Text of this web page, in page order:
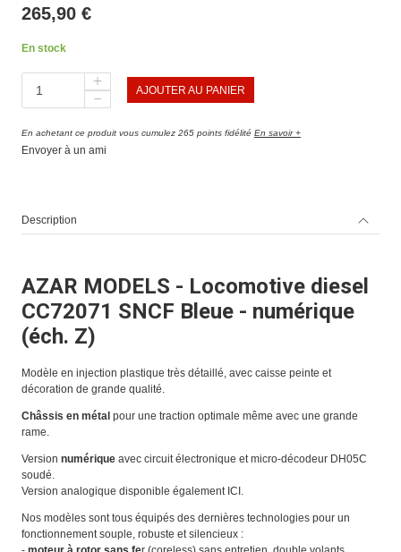
265,90 €
En stock
AJOUTER AU PANIER
En achetant ce produit vous cumulez 265 points fidélité En savoir +
Envoyer à un ami
Description
AZAR MODELS - Locomotive diesel
CC72071 SNCF Bleue - numérique
(éch. Z)
Modèle en injection plastique très détaillé, avec caisse peinte et
décoration de grande qualité.
Châssis en métal pour une traction optimale même avec une grande
rame.
Version numériqueavec circuit électronique et micro-décodeur DH05C
soudé.
Version analogique disponible également ICI.
Nos modèles sont tous équipés des dernières technologies pour un
fonctionnement souple, robuste et silencieux :